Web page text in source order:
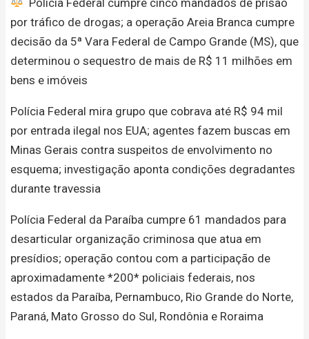
por tráfico de drogas; a operação Areia Branca cumpre
decisão da 5ª Vara Federal de Campo Grande (MS), que
determinou o sequestro de mais de R$ 11 milhões em
bens e imóveis
Polícia Federal mira grupo que cobrava até R$ 94 mil
por entrada ilegal nos EUA; agentes fazem buscas em
Minas Gerais contra suspeitos de envolvimento no
esquema; investigação aponta condições degradantes
durante travessia
Polícia Federal da Paraíba cumpre 61 mandados para
desarticular organização criminosa que atua em
presídios; operação contou com a participação de
aproximadamente *200* policiais federais, nos
estados da Paraíba, Pernambuco, Rio Grande do Norte,
Paraná, Mato Grosso do Sul, Rondônia e Roraima